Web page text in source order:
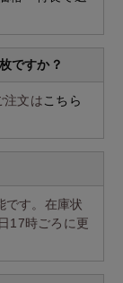
ですか？
注文はこちら
です。在庫状
17時ごろに更